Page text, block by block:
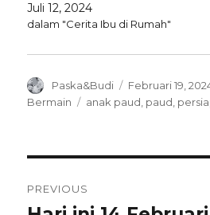
Juli 12, 2024
dalam "Cerita Ibu di Rumah"
Author
Paska&Budi
Posted
on
Februari 19,
Bermain
Tags
anak paud, paud,
pos
PREVIOUS